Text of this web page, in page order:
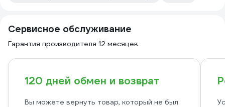
Сервисное обслуживание
Гарантия производителя 12 месяцев
120 дней обмен и возврат
Вы можете вернуть товар, который не был